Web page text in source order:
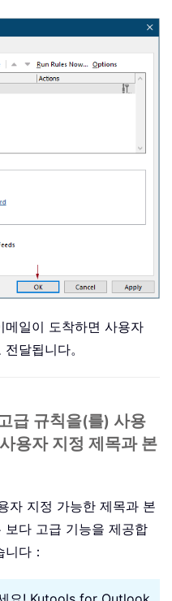
일이 도착하면 사용자
달됩니다。
급 규칙을(를) 사용
용자 지정 제목과 본
자 지정 가능한 제목과 본
보다 고급 기능을 제공합
다：